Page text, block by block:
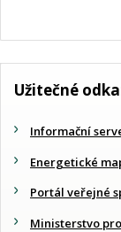
Užitečné
Informační
Energetické
Portál veřejné
Ministerstvo